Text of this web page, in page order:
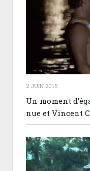
2 JUIN 2015
Un moment
nue et Vincent